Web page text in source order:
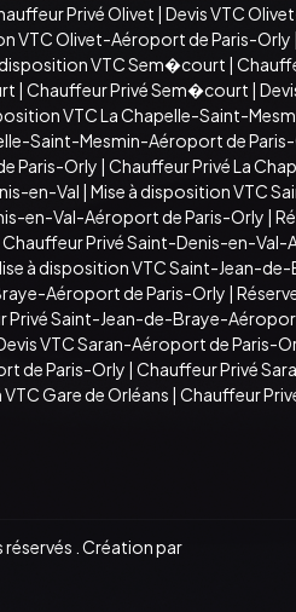
Privé Olivet | Devis VTC
VTC Olivet-Aéroport de Paris-Orly |
disposition VTC Sem�court |
| Chauffeur Privé Sem�court |
VTC La Chapelle-Saint-
Saint-Mesmin-Aéroport de
Paris-Orly | Chauffeur Privé La
en-Val | Mise à disposition VTC
en-Val-Aéroport de Paris-Orly |
Chauffeur Privé Saint-Denis-en-Val-
à disposition VTC Saint-Jean-de-
Aéroport de Paris-Orly |
Privé Saint-Jean-de-Braye-
VTC Saran-Aéroport de Paris-
de Paris-Orly | Chauffeur Privé
Gare de Orléans | Chauffeur
. Création par